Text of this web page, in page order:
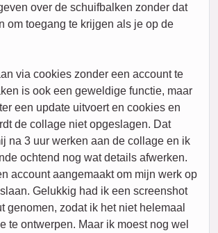
over de schuifbalken zonder dat
om toegang te krijgen als je op de
via cookies zonder een account te
is ook een geweldige functie, maar
een update uitvoert en cookies en
de collage niet opgeslagen. Dat
na 3 uur werken aan de collage en ik
ochtend nog wat details afwerken.
account aangemaakt om mijn werk op
Gelukkig had ik een screenshot
genomen, zodat ik het niet helemaal
te ontwerpen. Maar ik moest nog wel